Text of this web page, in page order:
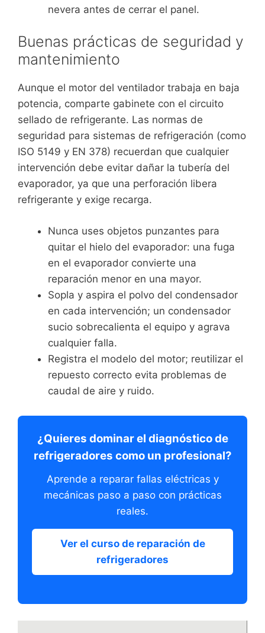
nevera antes de cerrar el panel.
Buenas prácticas de seguridad y
mantenimiento
Aunque el motor del ventilador trabaja en baja
potencia, comparte gabinete con el circuito
sellado de refrigerante. Las normas de
seguridad para sistemas de refrigeración (como
ISO 5149 y EN 378) recuerdan que cualquier
intervención debe evitar dañar la tubería del
evaporador, ya que una perforación libera
refrigerante y exige recarga.
Nunca uses objetos punzantes para
quitar el hielo del evaporador: una fuga
en el evaporador convierte una
reparación menor en una mayor.
Sopla y aspira el polvo del condensador
en cada intervención; un condensador
sucio sobrecalienta el equipo y agrava
cualquier falla.
Registra el modelo del motor; reutilizar el
repuesto correcto evita problemas de
caudal de aire y ruido.
¿Quieres dominar el diagnóstico de
refrigeradores como un profesional?
Aprende a reparar fallas eléctricas y
mecánicas paso a paso con prácticas
reales.
Ver el curso de reparación de
refrigeradores